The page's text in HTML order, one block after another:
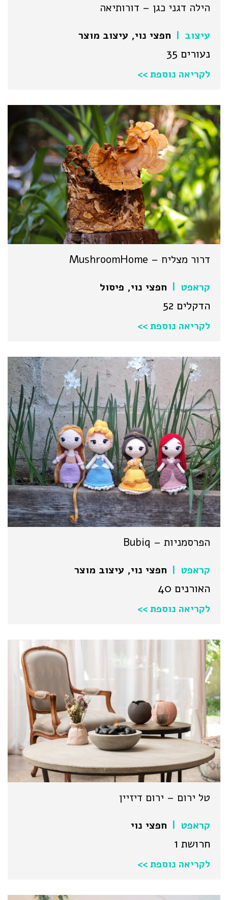
הילה דגני כגן – דורותיאה
עיצוב | חפצי נוי, עיצוב מוצר
נעורים 35
לקריאה נוספת >>
דרור מצליח – MushroomHome
קראפט | חפצי נוי, פיסול
הדקלים 52
לקריאה נוספת >>
הפרסמניות – Bubiq
קראפט | חפצי נוי, עיצוב מוצר
האורנים 40
לקריאה נוספת >>
טל ירום – ירום דיזיין
קראפט | חפצי נוי
חרושת 1
לקריאה נוספת >>